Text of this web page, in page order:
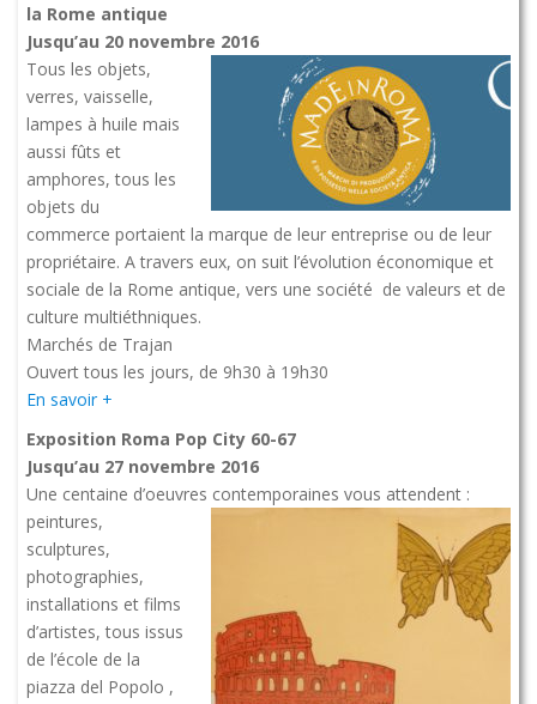
la Rome antique
Jusqu’au 20 novembre 2016
Tous les objets,
verres, vaisselle,
lampes à huile mais
aussi fûts et
amphores, tous les
objets du
commerce portaient la marque de leur entreprise ou de leur
propriétaire. A travers eux, on suit l’évolution économique et
sociale de la Rome antique, vers une société de valeurs et de
culture multiéthniques.
Marchés de Trajan
Ouvert tous les jours, de 9h30 à 19h30
En savoir +
Exposition Roma Pop City 60-67
Jusqu’au 27 novembre 2016
Une centaine d’oeuvres contemporaines vous attendent :
peintures,
sculptures,
photographies,
installations et films
d’artistes, tous issus
de l’école de la
piazza del Popolo ,